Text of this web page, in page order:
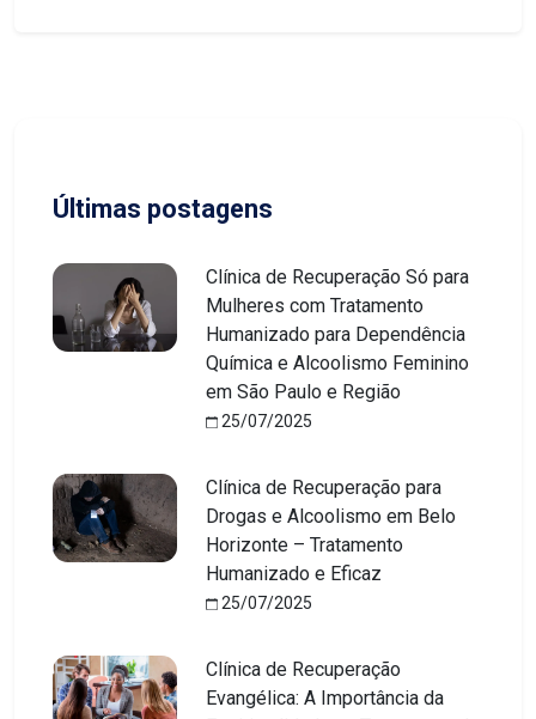
Últimas postagens
Clínica de Recuperação Só para
Mulheres com Tratamento
Humanizado para Dependência
Química e Alcoolismo Feminino
em São Paulo e Região
25/07/2025
Clínica de Recuperação para
Drogas e Alcoolismo em Belo
Horizonte – Tratamento
Humanizado e Eficaz
25/07/2025
Clínica de Recuperação
Evangélica: A Importância da